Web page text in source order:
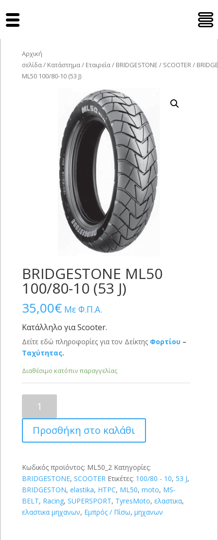
Αρχική
σελίδα/ Κατάστημα/ Εταιρεία/ BRIDGESTONE / SCOOTER/
ML50 100/80-10 (53 J)
BRIDGESTONE ML50
100/80-10 (53 J)
35,00€ Με Φ.Π.Α.
Κατάλληλο για Scooter.
Δείτε εδώ πληροφορίες για τον Δείκτης Φορτίου –
Ταχύτητας.
Διαθέσιμο κατόπιν παραγγελίας
100/80-
(53
ποσότητα
Προσθήκη στο καλάθι
Κωδικός προϊόντος: ML50_2 Κατηγορίες:
BRIDGESTONE, SCOOTER Ετικέτες: 100/80 - 10, 53 J,
BRIDGESTON, elastika, HTPC, ML50, moto, MS-
BELT, Racing, SUPERSPORT, TyresMoto, ελαστικα,
ελαστικα μηχανων, Εμπρός / Πίσω, μηχανων